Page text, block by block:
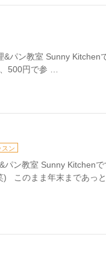
パン教室 Sunny
500円で参 …
スン
ン教室 Sunny Kitchenで
) このまま年末まであっ